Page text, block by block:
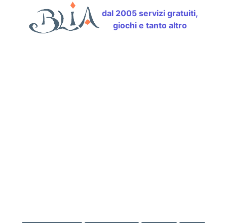
dal 2005 servizi gratuiti,
giochi e tanto altro